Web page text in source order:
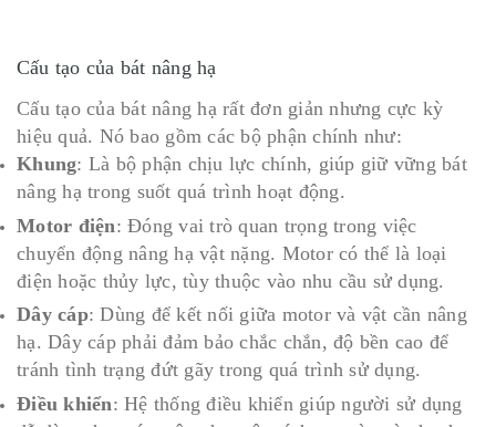
Cấu tạo của bát nâng hạ
Cấu tạo của bát nâng hạ rất đơn giản nhưng cực kỳ
hiệu quả. Nó bao gồm các bộ phận chính như:
Khung: Là bộ phận chịu lực chính, giúp giữ vững bát
nâng hạ trong suốt quá trình hoạt động.
Motor điện: Đóng vai trò quan trọng trong việc
chuyển động nâng hạ vật nặng. Motor có thể là loại
điện hoặc thủy lực, tùy thuộc vào nhu cầu sử dụng.
Dây cáp: Dùng để kết nối giữa motor và vật cần nâng
hạ. Dây cáp phải đảm bảo chắc chắn, độ bền cao để
tránh tình trạng đứt gãy trong quá trình sử dụng.
Điều khiển: Hệ thống điều khiển giúp người sử dụng